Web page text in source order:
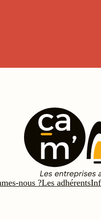
nous ?Les adhérents